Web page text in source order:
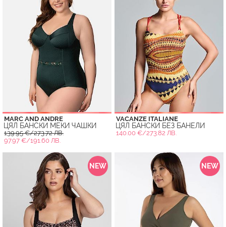
MARC AND ANDRE
ЦЯЛ БАНСКИ МЕКИ ЧАШКИ
139.95 €/273.72 ЛВ.
97.97 €/191.60 ЛВ.
VACANZE ITALIANE
ЦЯЛ БАНСКИ БЕЗ БАНЕЛИ
140.00 €/273.82 ЛВ.
NEW NEW